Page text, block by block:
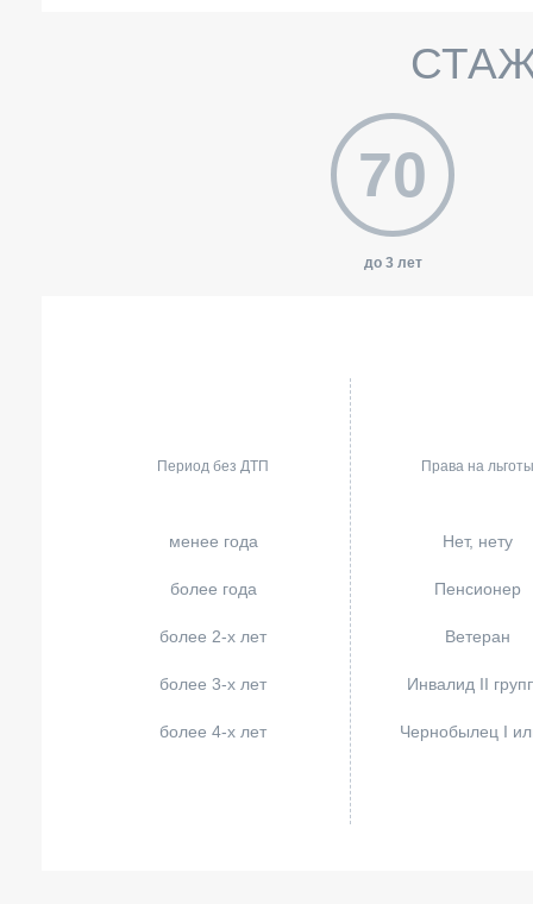
70
до 3 лет
Период без ДТП
менее года
более года
более 2-х лет
более 3-х лет
более 4-х лет
Права на льготы
Нет, нету
Пенсионер
Ветеран
Инвалид II
Чернобылец I